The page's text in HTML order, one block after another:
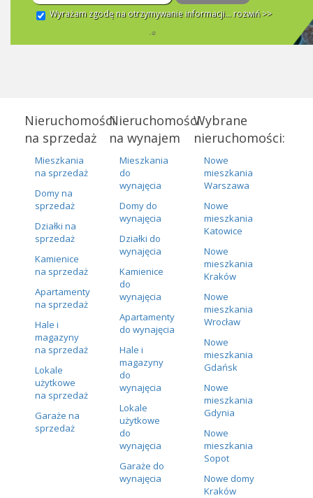
Wyrażam zgodę na otrzymywanie informacji... rozwiń >>
Nieruchomości
na sprzedaż
Mieszkania
na sprzedaż
Domy na
sprzedaż
Działki na
sprzedaż
Kamienice
na sprzedaż
Apartamenty
na sprzedaż
Hale i
magazyny
na sprzedaż
Lokale
użytkowe
na sprzedaż
Garaże na
sprzedaż
Nieruchomości
na wynajem
Mieszkania
do
wynajęcia
Domy do
wynajęcia
Działki do
wynajęcia
Kamienice
do
wynajęcia
Apartamenty
do wynajęcia
Hale i
magazyny
do
wynajęcia
Lokale
użytkowe
do
wynajęcia
Garaże do
wynajęcia
Wybrane
nieruchomości:
Nowe
mieszkania
Warszawa
Nowe
mieszkania
Katowice
Nowe
mieszkania
Kraków
Nowe
mieszkania
Wrocław
Nowe
mieszkania
Gdańsk
Nowe
mieszkania
Gdynia
Nowe
mieszkania
Sopot
Nowe domy
Kraków